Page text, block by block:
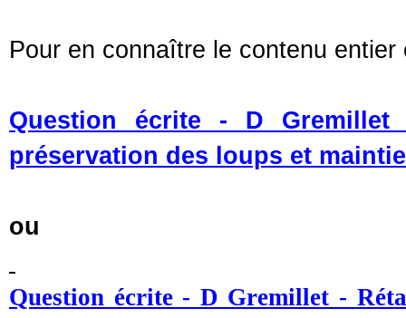
Pour en connaître le contenu
Question écrite - D Gremillet
préservation des loups et
ou
Question écrite - D Gremillet -